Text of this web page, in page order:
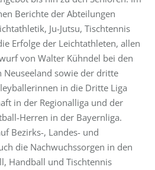
Berichte der Abteilungen
Ju-Jutsu, Tischtennis
Erfolge der Leichtathleten, allen
von Walter Kühndel bei den
Neuseeland sowie der dritte
in die Dritte Liga
in der Regionalliga und der
Herren in der Bayernliga.
Bezirks-, Landes- und
die Nachwuchssorgen in den
Handball und Tischtennis